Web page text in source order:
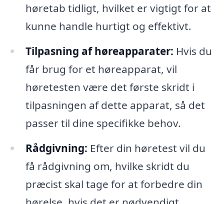
høretab tidligt, hvilket er vigtigt for at
kunne handle hurtigt og effektivt.
Tilpasning af høreapparater: Hvis du
får brug for et høreapparat, vil
høretesten være det første skridt i
tilpasningen af dette apparat, så det
passer til dine specifikke behov.
Rådgivning: Efter din høretest vil du
få rådgivning om, hvilke skridt du
præcist skal tage for at forbedre din